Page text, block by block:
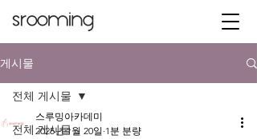
게시물
전체 게시물
전체 게시물
스루밍아카데미
2025년 1월 20일 1분 분량